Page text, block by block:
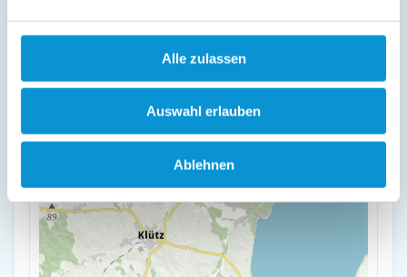
Alle zulassen
Auswahl erlauben
Ablehnen
-